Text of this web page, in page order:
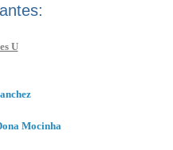
U
Mocinha